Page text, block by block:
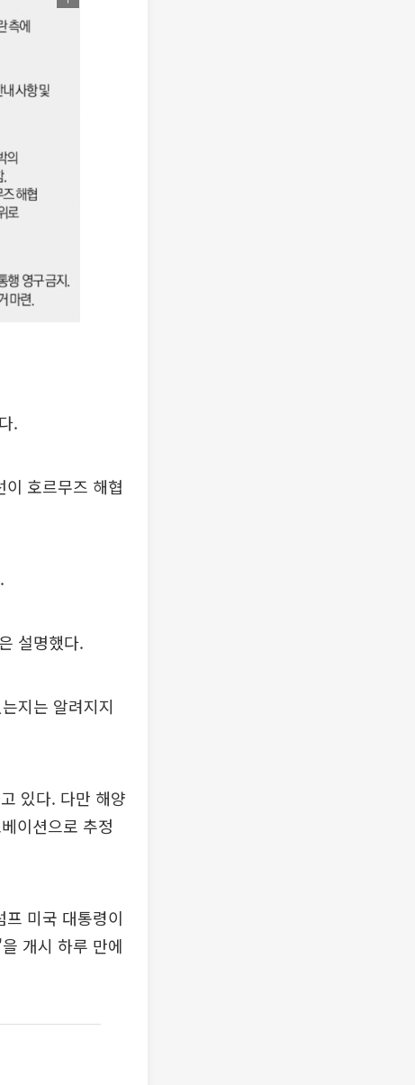
.
호르무즈 해협
설명했다.
지는 알려지지
있다. 다만 해양
이션으로 추정
미국 대통령이
개시 하루 만에